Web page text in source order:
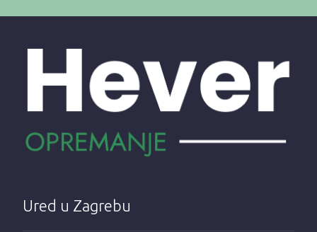
Ured u Zagrebu